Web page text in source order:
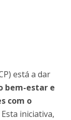
está a dar
bem-estar e
com o
Esta iniciativa,